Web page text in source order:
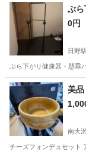
神奈川 藤沢市 ぶら
0円
日野駅
ぶら下がり健康器・懸垂
東京 日野市 日
美
南大
チーズフォンデュセット